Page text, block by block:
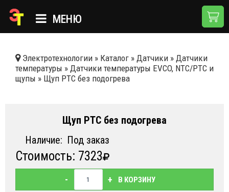
МЕНЮ
КАТАЛОГ
НОВОСТИ
ДОСТАВКА И ОПЛАТА
КОНТАКТЫ
Электротехнологии » Каталог » Датчики » Датчики
температуры » Датчики температуры EVCO, NTC/PTC и
щупы » Щуп PTC без подогрева
Щуп PTC без подогрева
Наличие: Под заказ
Стоимость: 7323
- + В КОРЗИНУ